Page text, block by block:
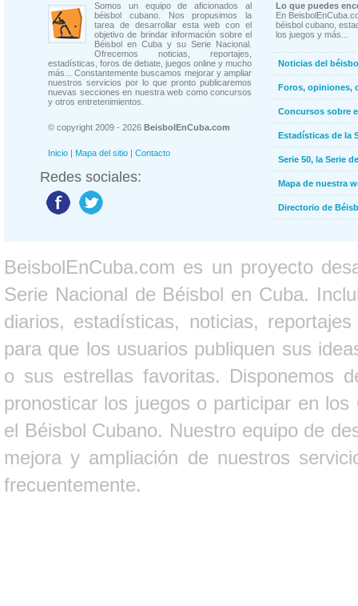
Somos un equipo de aficionados al
béisbol cubano. Nos propusimos la
tarea de desarrollar esta web con el
objetivo de brindar información sobre el
Béisbol en Cuba y su Serie Nacional.
Ofrecemos noticias, reportajes,
estadísticas, foros de debate, juegos online y mucho
más... Constantemente buscamos mejorar y ampliar
nuestros servicios por lo que pronto publicaremos
nuevas secciones en nuestra web como concursos
y otros entretenimientos.
© copyright 2009 - 2026 BeisbolEnCuba.com
Inicio | Mapa del sitio | Contacto
Redes sociales:
Lo que puedes
En
béisbol cubano,
los juegos y más...
Noticias del
Foros, opiniones,
Concursos sobre
Estadísticas de la
Serie 50, la Serie
Mapa de nuestra
Directorio de
BeisbolEnCuba.com es un proyecto
Serie Nacional de Béisbol en Cuba.
diarios, estadísticas, noticias,
para que los usuarios publiquen sus
o sus estrellas favoritas. Disponemos
pronosticar los juegos o participar en
el Béisbol Cubano. Nuestro equipo de
mejora y ampliación de nuestros
frecuentemente.